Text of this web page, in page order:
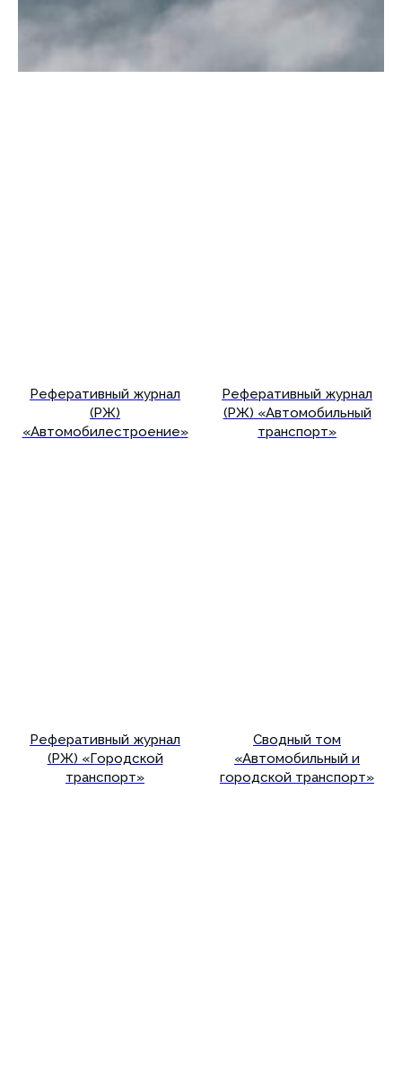
Реферативный журнал
(РЖ)
«Автомобилестроение»
Реферативный журнал
(РЖ) «Автомобильный
транспорт»
Реферативный журнал
(РЖ) «Городской
транспорт»
Сводный том
«Автомобильный и
городской транспорт»